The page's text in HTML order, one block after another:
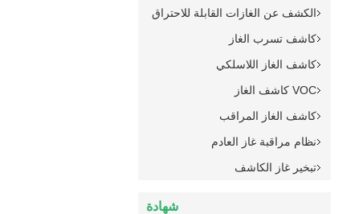
الكشف عن الغازات القابلة للاحتراق
كاشف تسرب الغاز
كاشف الغاز اللاسلكي
VOC كاشف الغاز
كاشف الغاز المراقب
نظام مراقبة غاز العادم
تبخير غاز الكاشف
شهادة